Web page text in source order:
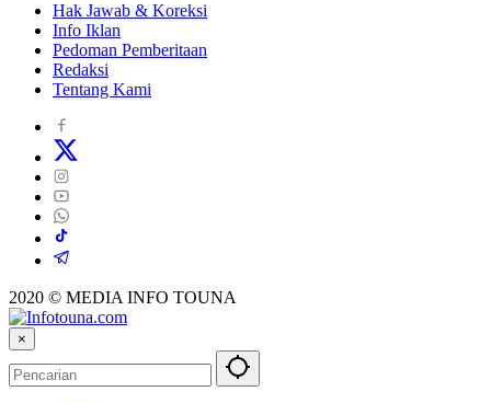
Hak Jawab & Koreksi
Info Iklan
Pedoman Pemberitaan
Redaksi
Tentang Kami
2020 © MEDIA INFO TOUNA
×